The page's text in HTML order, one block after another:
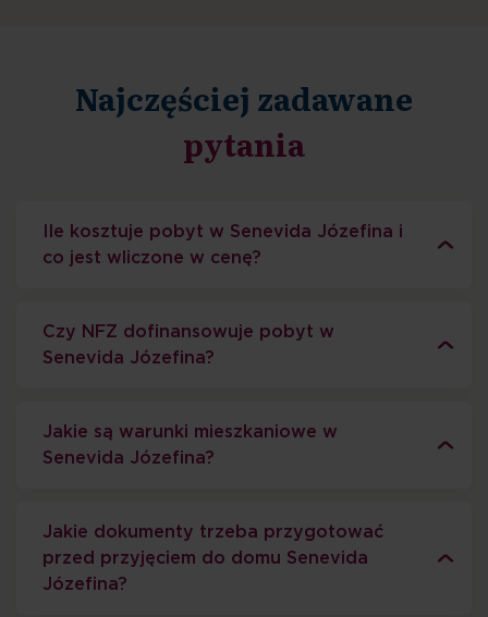
Najczęściej zadawane
pytania
Ile kosztuje pobyt w Senevida Józefina i
co jest wliczone w cenę?
Czy NFZ dofinansowuje pobyt w
Senevida Józefina?
Jakie są warunki mieszkaniowe w
Senevida Józefina?
Jakie dokumenty trzeba przygotować
przed przyjęciem do domu Senevida
Józefina?